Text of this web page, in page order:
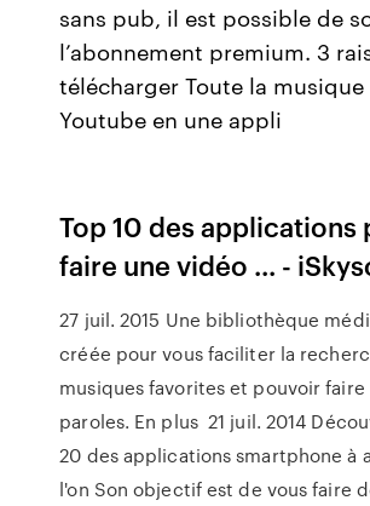
sans pub, il est possible de
l’abonnement premium. 3
télécharger Toute la musique
Youtube en une appli
Top 10 des applications
faire une vidéo ... -
27 juil. 2015 Une bibliothèque
créée pour vous faciliter la
musiques favorites et pouvoir
paroles. En plus 21 juil. 2014
20 des applications smartphone à
l'on Son objectif est de vous faire